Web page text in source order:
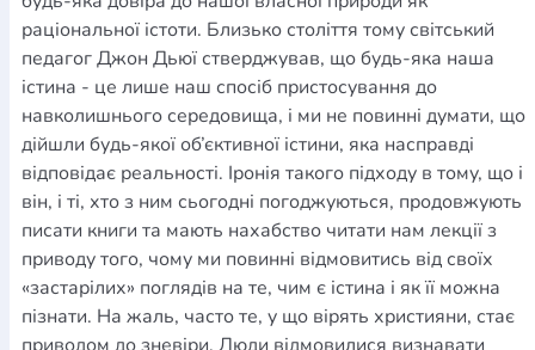
раціональної істоти. Близько століття тому світський
педагог Джон Дьюї стверджував, що будь-яка наша
істина - це лише наш спосіб пристосування до
навколишнього середовища, і ми не повинні думати, що
дійшли будь-якої об’єктивної істини, яка насправді
відповідає реальності. Іронія такого підходу в тому, що і
він, і ті, хто з ним сьогодні погоджуються, продовжують
писати книги та мають нахабство читати нам лекції з
приводу того, чому ми повинні відмовитись від своїх
«застарілих» поглядів на те, чим є істина і як її можна
пізнати. На жаль, часто те, у що вірять християни, стає
приводом до зневіри. Люди відмовилися визнавати